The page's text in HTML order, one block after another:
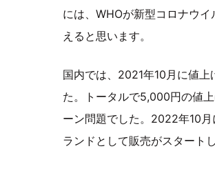
には、WHOが新型コロナウ
えると思います。
国内では、2021年10月に値
た。トータルで5,000円の値
ーン問題でした。2022年10
ランドとして販売がスタート